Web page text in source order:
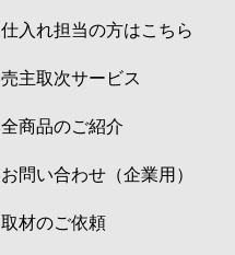
仕入れ担当の方はこちら
売主取次サービス
全商品のご紹介
お問い合わせ（企業用）
取材のご依頼